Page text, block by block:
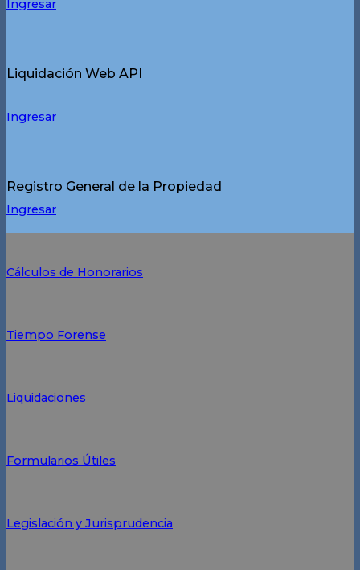
Ingresar
Liquidación Web API
Ingresar
Registro General de la Propiedad
Ingresar
Cálculos de Honorarios
Tiempo Forense
Liquidaciones
Formularios Útiles
Legislación y Jurisprudencia